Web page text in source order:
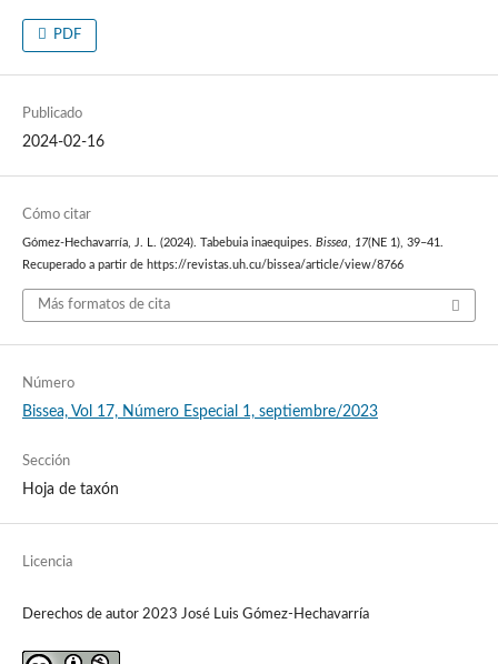
PDF
Publicado
2024-02-16
Cómo citar
Gómez-Hechavarría, J. L. (2024). Tabebuia inaequipes. Bissea, 17(NE 1), 39–41.
Recuperado a partir de https://revistas.uh.cu/bissea/article/view/8766
Más formatos de cita
Número
Bissea, Vol 17, Número Especial 1, septiembre/2023
Sección
Hoja de taxón
Licencia
Derechos de autor 2023 José Luis Gómez-Hechavarría